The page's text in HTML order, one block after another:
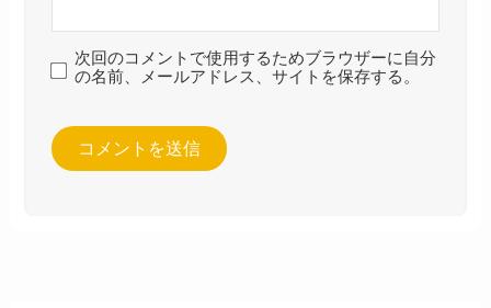
次回のコメントで使用するためブラウザーに自分
の名前、メールアドレス、サイトを保存する。